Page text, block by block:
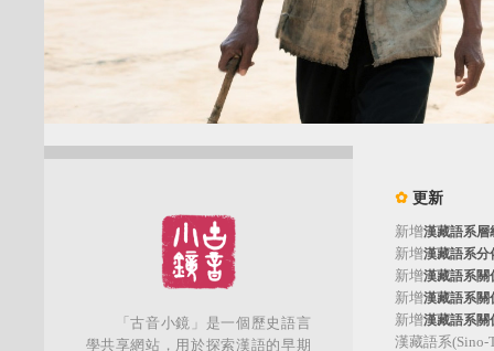
「古音小鏡」是一個歷史語言
學共享網站，用於探索漢語的早期
✿ 更新
新增漢藏語系層
新增漢藏語系分
新增漢藏語系關
新增漢藏語系關
新增漢藏語系關
漢藏語系(Sino-